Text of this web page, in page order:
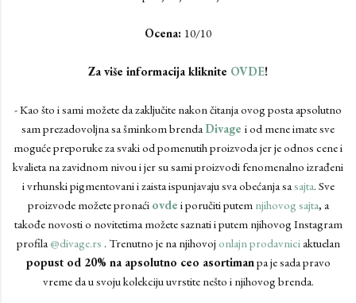
Ocena: 10/10
Za više informacija kliknite OVDE!
- Kao što i sami možete da zaključite nakon čitanja ovog posta apsolutno
sam prezadovoljna sa šminkom brenda Divage i od mene imate sve
moguće preporuke za svaki od pomenutih proizvoda jer je odnos cene i
kvalieta na zavidnom nivou i jer su sami proizvodi fenomenalno izrađeni
i vrhunski pigmentovani i zaista ispunjavaju sva obećanja sa sajta. Sve
proizvode možete pronaći ovde i poručiti putem njihovog sajta, a
takođe novosti o novitetima možete saznati i putem njihovog Instagram
profila @divage.rs . Trenutno je na njihovoj onlajn prodavnici aktuelan
popust od 20% na apsolutno ceo asortiman pa je sada pravo
vreme da u svoju kolekciju uvrstite nešto i njihovog brenda.